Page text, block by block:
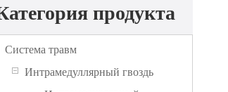
продукта
Система травм
Интрамедуллярный гвоздь